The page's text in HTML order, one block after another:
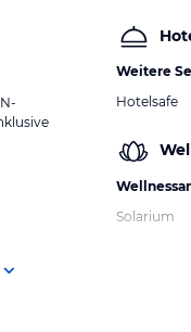
Weitere
Hotelsafe
Solarium